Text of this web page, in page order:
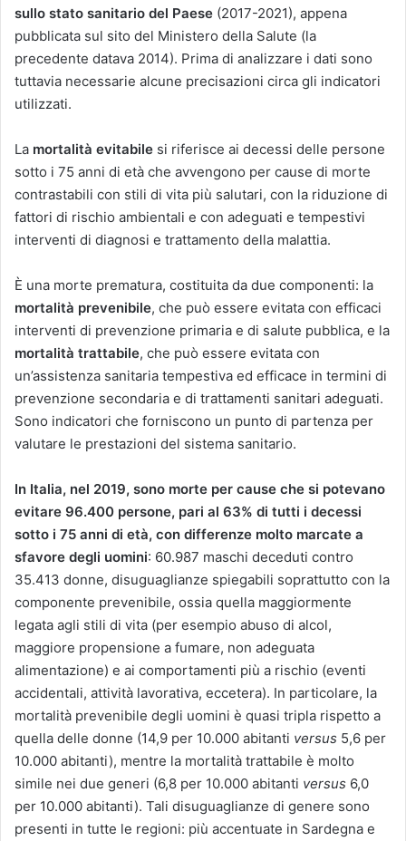
sullo stato sanitario del Paese (2017-2021), appena
pubblicata sul sito del Ministero della Salute (la
precedente datava 2014). Prima di analizzare i dati sono
tuttavia necessarie alcune precisazioni circa gli indicatori
utilizzati.
La mortalità evitabile si riferisce ai deces­si delle persone
sotto i 75 anni di età che avvengono per cause di morte
contrastabili con stili di vita più salutari, con la riduzione di
fattori di rischio ambientali e con adegua­ti e tempestivi
interventi di diagnosi e tratta­mento della malattia.
È una morte prematura, costituita da due componenti: la
mortalità prevenibile, che può essere evitata con efficaci
interventi di prevenzione primaria e di salute pubblica, e la
mortalità trattabile, che può essere evita­ta con
un’assistenza sanitaria tempestiva ed efficace in termini di
prevenzione seconda­ria e di trattamenti sanitari adeguati.
Sono indicatori che forniscono un punto di par­tenza per
valutare le prestazioni del sistema sanitario.
In Italia, nel 2019, sono morte per cause che si potevano
evitare 96.400 persone, pari al 63% di tutti i decessi
sotto i 75 anni di età, con differenze molto marcate a
sfavore degli uomini: 60.987 maschi deceduti contro
35.413 donne, disuguaglianze spiegabili soprattutto con la
componente prevenibile, ossia quella maggiormente
legata agli stili di vita (per esempio abuso di alcol,
maggiore propensione a fumare, non adeguata
alimentazione) e ai comportamenti più a rischio (eventi
accidentali, attività lavorativa, eccetera). In particolare, la
mortalità prevenibile degli uomini è quasi tripla rispetto a
quella delle donne (14,9 per 10.000 abitanti versus 5,6 per
10.000 abitanti), mentre la mortalità trattabile è molto
simile nei due generi (6,8 per 10.000 abitanti versus 6,0
per 10.000 abitanti). Tali disuguaglianze di genere sono
presenti in tutte le regioni: più accentuate in Sardegna e